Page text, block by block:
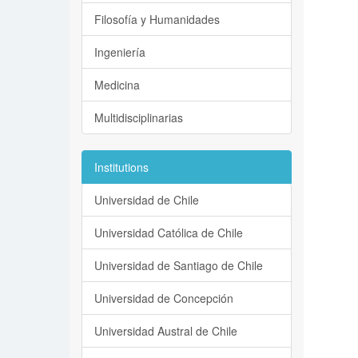
Filosofía y Humanidades
Ingeniería
Medicina
Multidisciplinarias
Institutions
Universidad de Chile
Universidad Católica de Chile
Universidad de Santiago de Chile
Universidad de Concepción
Universidad Austral de Chile